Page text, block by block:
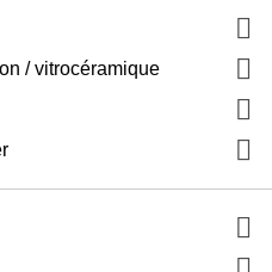
/ vitrocéramique